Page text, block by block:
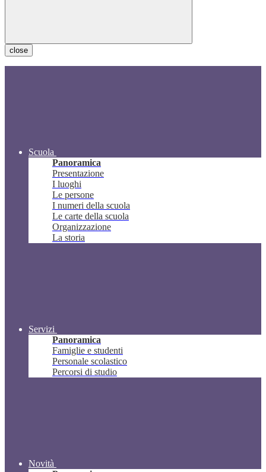
close
Scuola
Panoramica
Presentazione
I luoghi
Le persone
I numeri della scuola
Le carte della scuola
Organizzazione
La storia
Servizi
Panoramica
Famiglie e studenti
Personale scolastico
Percorsi di studio
Novità